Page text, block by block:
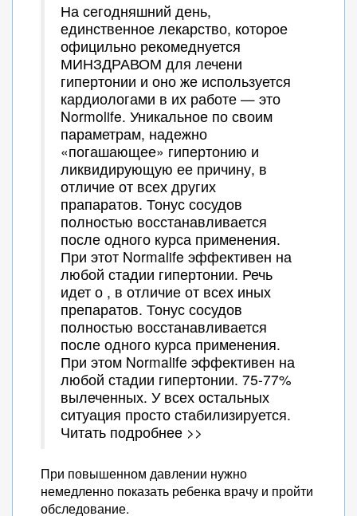
На сегодняшний день,
единственное лекарство, которое
официльно рекомеднуется
МИНЗДРАВОМ для лечени
гипертонии и оно же используется
кардиологами в их работе — это
Normolife. Уникальное по своим
параметрам, надежно
«погашающее» гипертонию и
ликвидирующую ее причину, в
отличие от всех других
прапаратов. Тонус сосудов
полностью восстанавливается
после одного курса применения.
При этот Normalife эффективен на
любой стадии гипертонии. Речь
идет о , в отличие от всех иных
препаратов. Тонус сосудов
полностью восстанавливается
после одного курса применения.
При этом Normalife эффективен на
любой стадии гипертонии. 75-77%
вылеченных. У всех остальных
ситуация просто стабилизируется.
Читать подробнее >>
При повышенном давлении нужно
немедленно показать ребенка врачу и пройти
обследование.